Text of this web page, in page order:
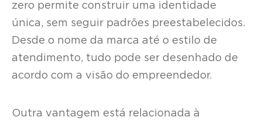
zero permite construir uma identidade
única, sem seguir padrões preestabelecidos.
Desde o nome da marca até o estilo de
atendimento, tudo pode ser desenhado de
acordo com a visão do empreendedor.
Outra vantagem está relacionada à